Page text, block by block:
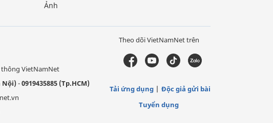
Ảnh
VietNamNet
Nội)-0919435885 (Tp.HCM)
Theo dõi VietNamNet trên
Tải ứng dụng
Độc giả gửi bài
Tuyển dụng